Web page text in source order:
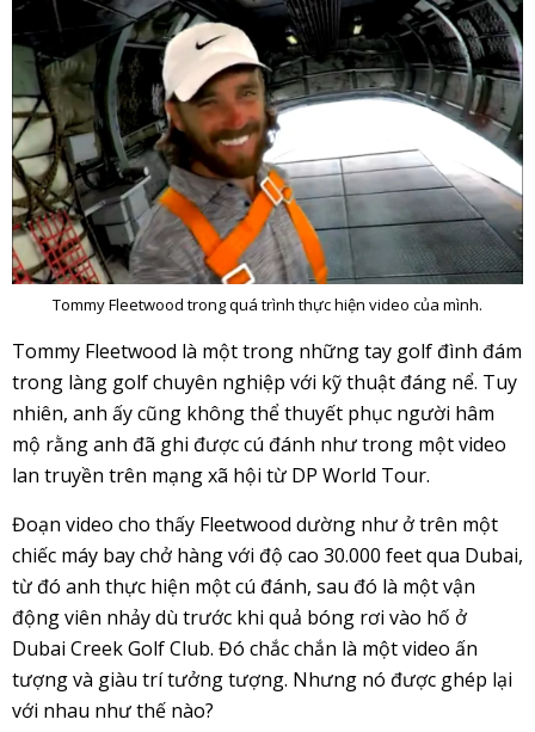
Tommy Fleetwood trong quá trình thực hiện video của mình.
Tommy Fleetwood là một trong những tay golf đình đám
trong làng golf chuyên nghiệp với kỹ thuật đáng nể. Tuy
nhiên, anh ấy cũng không thể thuyết phục người hâm
mộ rằng anh đã ghi được cú đánh như trong một video
lan truyền trên mạng xã hội từ DP World Tour.
Đoạn video cho thấy Fleetwood dường như ở trên một
chiếc máy bay chở hàng với độ cao 30.000 feet qua Dubai,
từ đó anh thực hiện một cú đánh, sau đó là một vận
động viên nhảy dù trước khi quả bóng rơi vào hố ở
Dubai Creek Golf Club. Đó chắc chắn là một video ấn
tượng và giàu trí tưởng tượng. Nhưng nó được ghép lại
với nhau như thế nào?